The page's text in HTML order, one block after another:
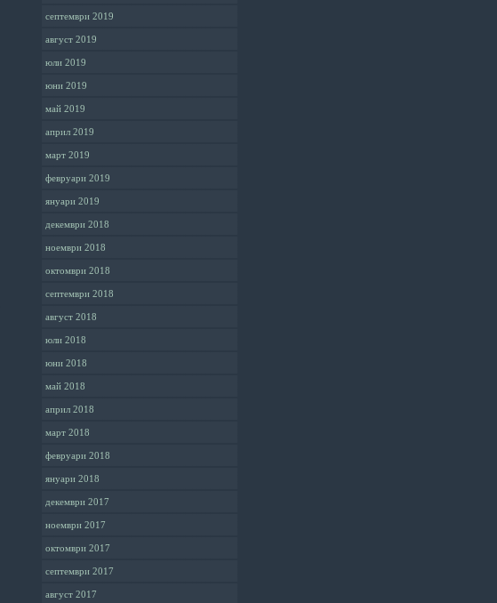
септември 2019
август 2019
юли 2019
юни 2019
май 2019
април 2019
март 2019
февруари 2019
януари 2019
декември 2018
ноември 2018
октомври 2018
септември 2018
август 2018
юли 2018
юни 2018
май 2018
април 2018
март 2018
февруари 2018
януари 2018
декември 2017
ноември 2017
октомври 2017
септември 2017
август 2017